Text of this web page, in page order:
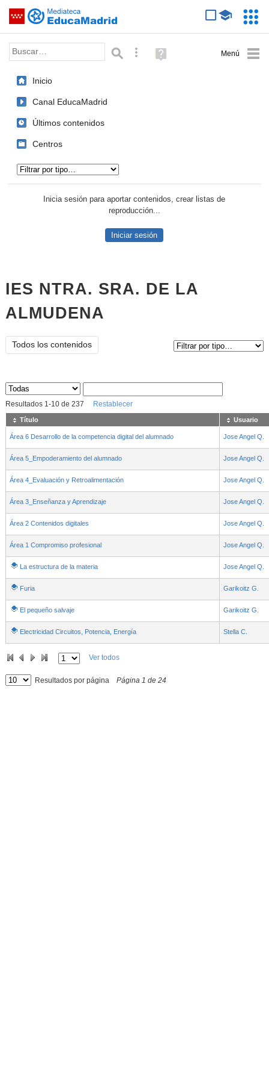
Saltar navegación
Palabra o frase: Búsqueda avanzada
Ayuda
(en
Inicio
Canal EducaMadrid
Últimos contenidos
Centros
Inicia sesión para aportar contenidos, crear listas de
reproducción...
Iniciar sesión
IES NTRA. SRA. DE LA
ALMUDENA
Todos los contenidos
Sus archivos
Resultados 1 -10de 237 Restablecer
Título Usuario
Área 6 Desarrollo de la competencia digital del alumnado Jose Angel Q.
Área 5_Empoderamiento del alumnado Jose Angel Q.
Área 4_Evaluación y Retroalimentación Jose Angel Q.
Área 3_Enseñanza y Aprendizaje Jose Angel Q.
Área 2 Contenidos digitales Jose Angel Q.
Área 1 Compromiso profesional Jose Angel Q.
La estructura de la materia Jose Angel Q.
Furia Garikoitz G.
El pequeño salvaje Garikoitz G.
Electricidad Circuitos, Potencia, Energía Stella C.
Ver todos
Resultados por página Página 1 de 24